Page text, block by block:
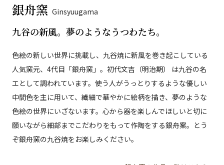
銀舟窯 Ginsyuugama
九谷の新風。夢のようなうつわたち。
色絵の新しい世界に挑載し、九谷焼に新風を巻き起こしている
人気窯元、4代目「銀舟窯」。初代文吉（明治期） は九谷の名
エとして調われています。使う人がうっとりするような優しい
中間色を主に用いて、繊細で華やかに絵柄を描き、夢のような
色絵の世界にいざないます。心から器を楽しんでほしいと切に
願いながら細部までこだわりをもって作陶をする銀舟案。とう
ぞ銀舟窯の九谷焼をお楽しみください。